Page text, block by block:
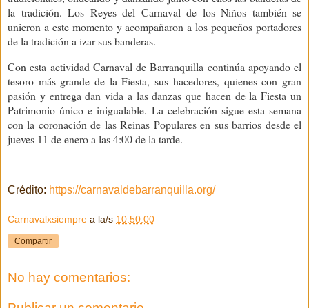
la tradición. Los Reyes del Carnaval de los Niños también se
unieron a este momento y acompañaron a los pequeños portadores
de la tradición a izar sus banderas.
Con esta actividad Carnaval de Barranquilla continúa apoyando el
tesoro más grande de la Fiesta, sus hacedores, quienes con gran
pasión y entrega dan vida a las danzas que hacen de la Fiesta un
Patrimonio único e inigualable. La celebración sigue esta semana
con la coronación de las Reinas Populares en sus barrios desde el
jueves 11 de enero a las 4:00 de la tarde.
Crédito: https://carnavaldebarranquilla.org/
Carnavalxsiempre a la/s 10:50:00
Compartir
No hay comentarios: